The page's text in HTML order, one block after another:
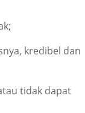
kredibel dan
tidak dapat